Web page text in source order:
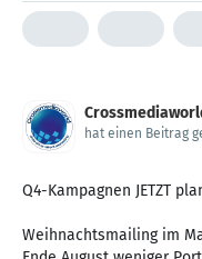
hat einen Beitrag
Q4-Kampagnen JETZT
Weihnachtsmailing im